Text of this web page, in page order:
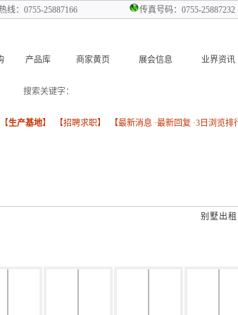
线：0755-25887166 传真号码：0755-25887232
产品库 商家黄页 展会信息 业界资讯
搜索关键字：
生产基地】 【招聘求职】 【最新消息·最新回复 ·3日浏览排
别墅出